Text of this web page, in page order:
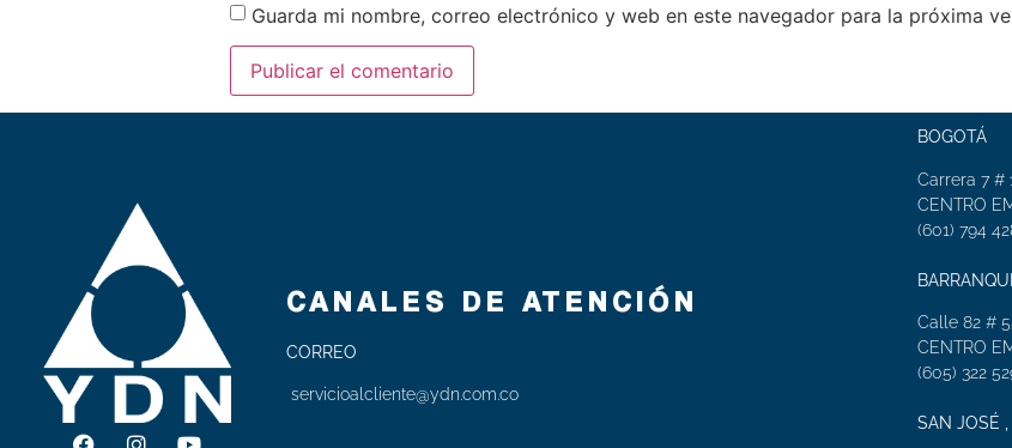
Guarda mi nombre, correo electrónico y web en este navegador para la próxima
CANALES DE ATENCIÓN
CORREO
servicioalcliente@ydn.com.co
BOGOTÁ
Carrera 7 #
CENTRO
(601) 794
Calle 82 #
CENTRO
(605) 322
SAN JOSÉ ,